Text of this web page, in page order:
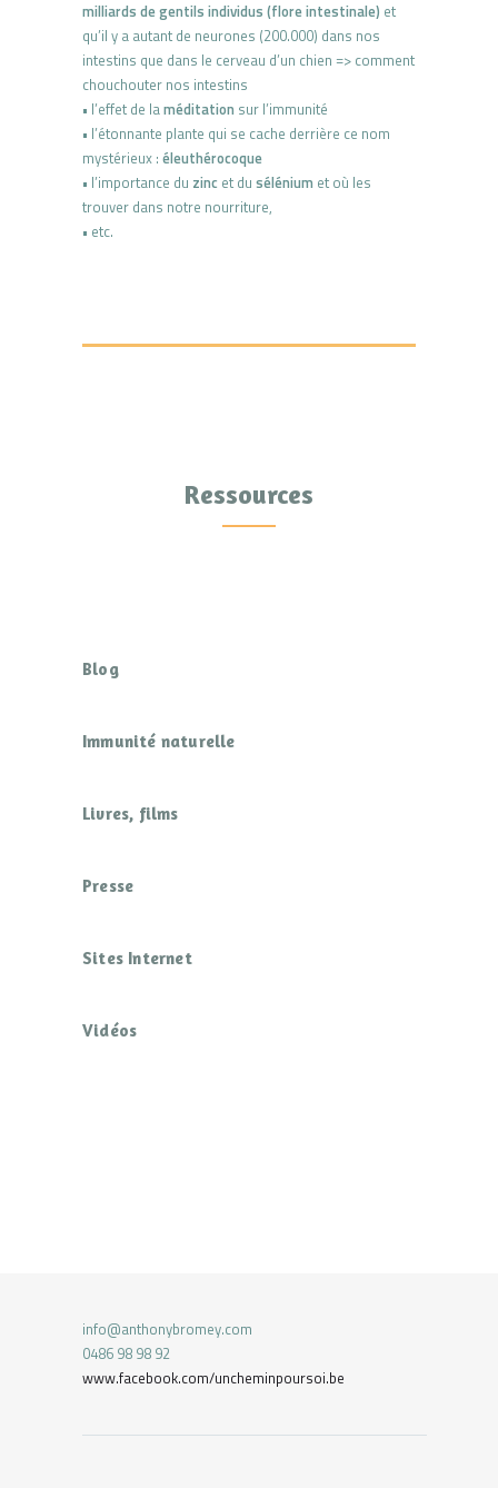
milliards de gentils individus (flore intestinale) et
qu’il y a autant de neurones (200.000) dans nos
intestins que dans le cerveau d’un chien => comment
chouchouter nos intestins
• l’effet de laméditation sur l’immunité
• l’étonnante plante qui se cache derrière ce nom
mystérieux : éleuthérocoque
• l’importance du zinc et du sélénium et où les
trouver dans notre nourriture,
• etc.
Ressources
Blog
Immunité naturelle
Livres, films
Presse
Sites Internet
Vidéos
info@anthonybromey.com
0486 98 98 92
www.facebook.com/uncheminpoursoi.be